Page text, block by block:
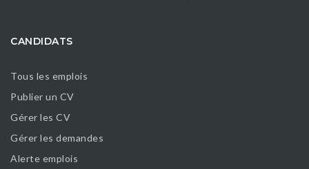
CANDIDATS
Tous les emplois
Publier un CV
Gérer les CV
Gérer les demandes
Alerte emplois